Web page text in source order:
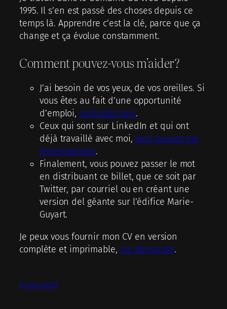
1995. Il s’en est passé des choses depuis ce
temps là. Apprendre c’est la clé, parce que ça
change et ça évolue constamment.
Comment pouvez-vous m’aider?
J’ai besoin de vos yeux, de vos oreilles. Si
vous êtes au fait d’une opportunité
d’emploi, contactez-moi.
Ceux qui sont sur LinkedIn et qui ont
déjà travaillé avec moi, vous pouvez me
recommander.
Finalement, vous pouvez passer le mot
en distribuant ce billet, que ce soit par
Twitter, par courriel ou en créant une
version del géante sur l’édifice Marie-
Guyart.
Je peux vous fournir mon CV en version
complète et imprimable, sur demande.
8 mars 2010